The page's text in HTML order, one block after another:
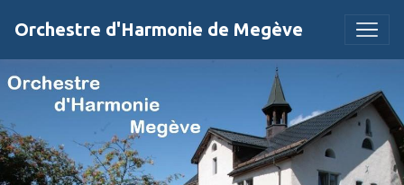
Orchestre d'Harmonie de Megève